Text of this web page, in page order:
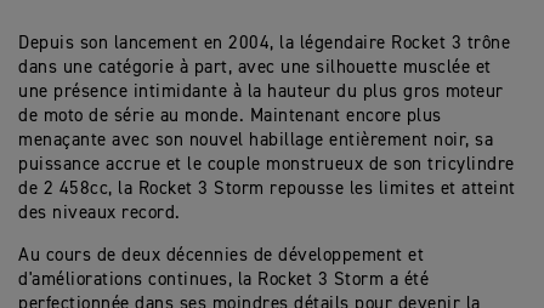
Depuis son lancement en 2004, la légendaire Rocket 3 trône
dans une catégorie à part, avec une silhouette musclée et
une présence intimidante à la hauteur du plus gros moteur
de moto de série au monde. Maintenant encore plus
menaçante avec son nouvel habillage entièrement noir, sa
puissance accrue et le couple monstrueux de son tricylindre
de 2 458cc, la Rocket 3 Storm repousse les limites et atteint
des niveaux record.
Au cours de deux décennies de développement et
d'améliorations continues, la Rocket 3 Storm a été
perfectionnée dans ses moindres détails pour devenir la